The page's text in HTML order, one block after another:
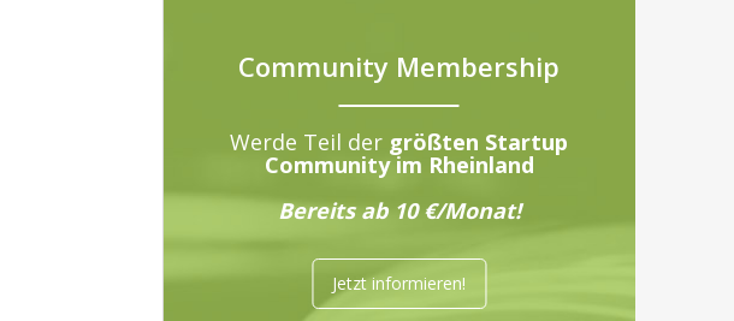
Community Membership
Werde Teil der größten Startup
Community im Rheinland
Bereits ab 10 €/Monat!
Jetzt informieren!